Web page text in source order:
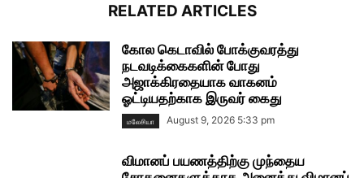
RELATED ARTICLES
கோல கெடாவில் போக்குவரத்து
நடவடிக்கைகளின் போது
அஜாக்கிரதையாக வாகனம்
ஓட்டியதற்காக இருவர் கைது
மலேசியா August 9, 2026 5:33 pm
விமானப் பயணத்திற்கு முந்தைய